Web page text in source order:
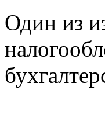
Один из